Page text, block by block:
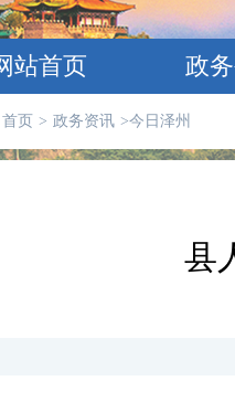
站首页 政
首页 > 政务资讯 >今日泽州
县